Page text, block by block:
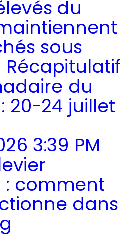
du
sous
Récapitulatif
du
20-24 juillet
3:39 PM
: comment
dans